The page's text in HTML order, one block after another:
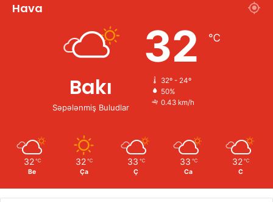
Hava
Bakı
Səpələnmiş Buludlar
32 ℃
32º - 24º
50%
0.43 km/h
32 ℃
Be
32 ℃
Ça
33 ℃
Ç
33 ℃
Ca
32 ℃
C